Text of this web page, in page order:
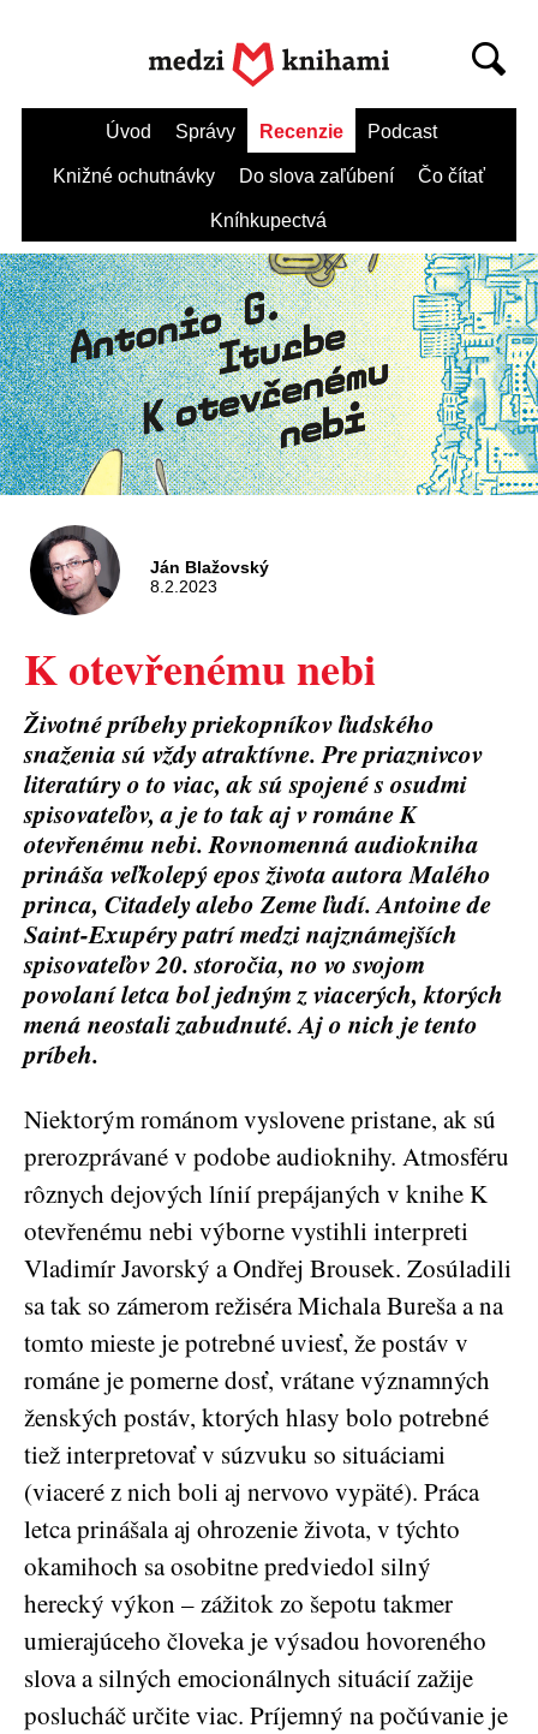
Úvod Správy Recenzie Podcast
Knižné ochutnávky Do slova zaľúbení Čo čítať
Kníhkupectvá
Ján Blažovský
8.2.2023
K otevřenému nebi
Životné príbehy priekopníkov ľudského
snaženia sú vždy atraktívne. Pre priaznivcov
literatúry o to viac, ak sú spojené s osudmi
spisovateľov, a je to tak aj v románe K
otevřenému nebi. Rovnomenná audiokniha
prináša veľkolepý epos života autora Malého
princa, Citadely alebo Zeme ľudí. Antoine de
Saint-Exupéry patrí medzi najznámejších
spisovateľov 20. storočia, no vo svojom
povolaní letca bol jedným z viacerých, ktorých
mená neostali zabudnuté. Aj o nich je tento
príbeh.
Niektorým románom vyslovene pristane, ak sú
prerozprávané v podobe audioknihy. Atmosféru
rôznych dejových línií prepájaných v knihe K
otevřenému nebi výborne vystihli interpreti
Vladimír Javorský a Ondřej Brousek. Zosúladili
sa tak so zámerom režiséra Michala Bureša a na
tomto mieste je potrebné uviesť, že postáv v
románe je pomerne dosť, vrátane významných
ženských postáv, ktorých hlasy bolo potrebné
tiež interpretovať v súzvuku so situáciami
(viaceré z nich boli aj nervovo vypäté). Práca
letca prinášala aj ohrozenie života, v týchto
okamihoch sa osobitne predviedol silný
herecký výkon – zážitok zo šepotu takmer
umierajúceho človeka je výsadou hovoreného
slova a silných emocionálnych situácií zažije
poslucháč určite viac. Príjemný na počúvanie je